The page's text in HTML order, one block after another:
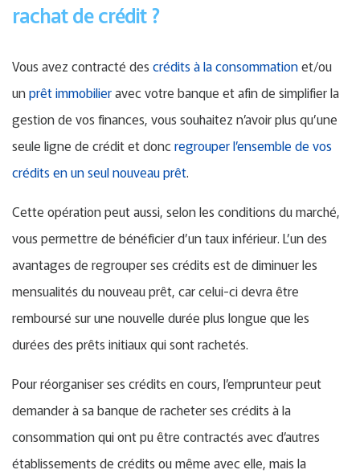
rachat de crédit ?
Vous avez contracté des crédits à la consommationet/ou
unprêt immobilieravec votre banque et afin de simplifier la
gestion de vos finances, vous souhaitez n’avoir plus qu’une
seule ligne de crédit et donc regrouper l’ensemble de vos
crédits en un seul nouveau prêt.
Cette opération peut aussi, selon les conditions du marché,
vous permettre de bénéficier d’un taux inférieur. L’un des
avantages de regrouper ses crédits est de diminuer les
mensualités du nouveau prêt, car celui-ci devra être
remboursé sur une nouvelle durée plus longue que les
durées des prêts initiaux qui sont rachetés.
Pour réorganiser ses crédits en cours, l’emprunteur peut
demander à sa banque de racheter ses crédits à la
consommation qui ont pu être contractés avec d’autres
établissements de crédits ou même avec elle, mais la